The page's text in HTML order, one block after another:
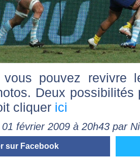
pouvez revivre
Deux
cliquer ici
février 2009 à 20h43 par
sur Facebook